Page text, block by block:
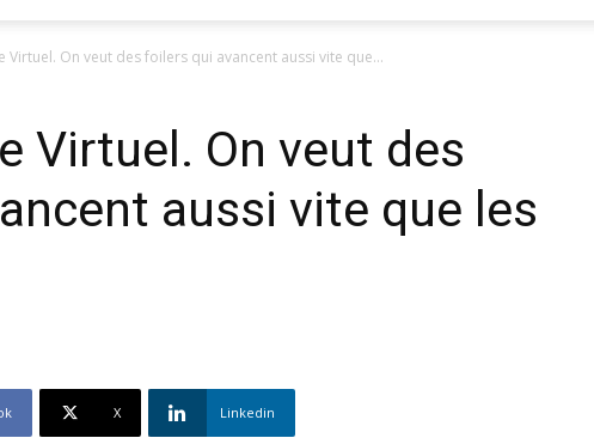
Virtuel. On veut des foilers qui avancent aussi vite que...
Virtuel. On veut des
aussi vite que les
X Linkedin